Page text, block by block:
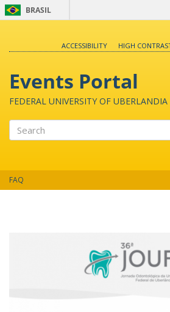
BRASIL
ACCESSIBILITY
HIGH
Events Portal
FEDERAL UNIVERSITY OF UBERLANDIA
FAQ